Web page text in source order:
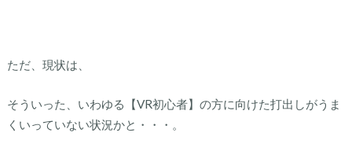
ただ、現状は、
そういった、いわゆる【VR初心者】の方に向けた打出しがうま
くいっていない状況かと・・・。